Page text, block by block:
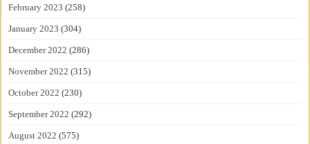
February 2023 (258)
January 2023 (304)
December 2022 (286)
November 2022 (315)
October 2022 (230)
September 2022 (292)
August 2022 (575)